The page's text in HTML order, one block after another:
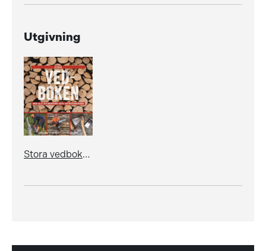
Utgivning
Stora vedboken - med allt du behöver veta om motorsågen